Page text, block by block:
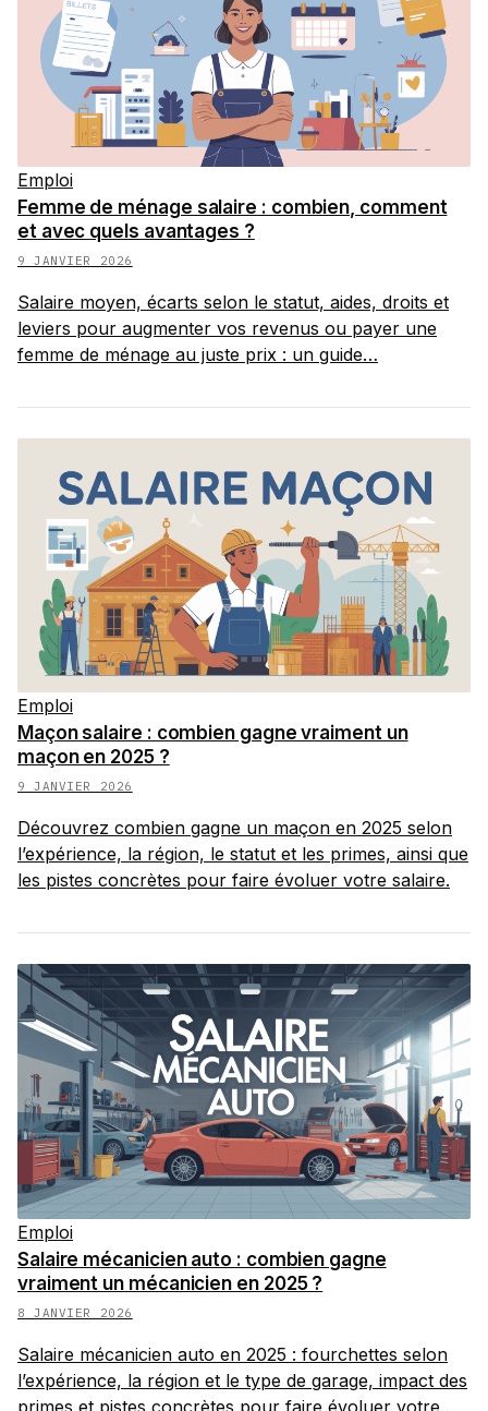
Emploi
Femme de ménage salaire : combien, comment
et avec quels avantages ?
9 JANVIER 2026
Salaire moyen, écarts selon le statut, aides, droits et
leviers pour augmenter vos revenus ou payer une
femme de ménage au juste prix : un guide…
Emploi
Maçon salaire : combien gagne vraiment un
maçon en 2025 ?
9 JANVIER 2026
Découvrez combien gagne un maçon en 2025 selon
l’expérience, la région, le statut et les primes, ainsi que
les pistes concrètes pour faire évoluer votre salaire.
Emploi
Salaire mécanicien auto : combien gagne
vraiment un mécanicien en 2025 ?
8 JANVIER 2026
Salaire mécanicien auto en 2025 : fourchettes selon
l’expérience, la région et le type de garage, impact des
primes et pistes concrètes pour faire évoluer votre…